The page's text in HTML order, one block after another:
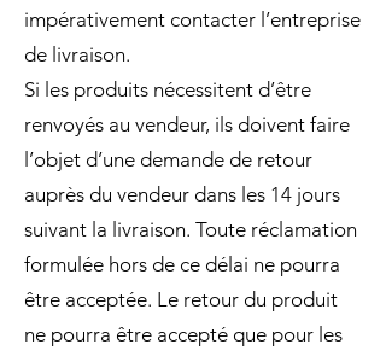
impérativement contacter l’entreprise
de livraison.
Si les produits nécessitent d’être
renvoyés au vendeur, ils doivent faire
l’objet d’une demande de retour
auprès du vendeur dans les 14 jours
suivant la livraison. Toute réclamation
formulée hors de ce délai ne pourra
être acceptée. Le retour du produit
ne pourra être accepté que pour les